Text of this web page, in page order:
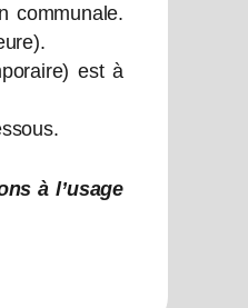
communale.
est à
à l’usage